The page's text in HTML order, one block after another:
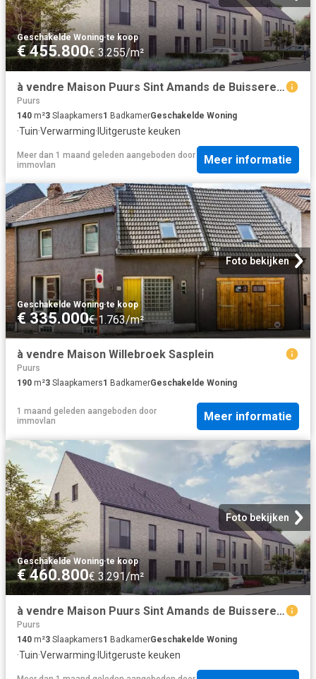
Geschakelde Woning·te koop
€ 455.800€ 3.255/m²
à vendre Maison Puurs Sint Amands de Buisseretlaan
Puurs
140 m²3 Slaapkamers1 BadkamerGeschakelde Woning
·Tuin·Verwarming· IUitgeruste keuken
Meer dan 1 maand geleden aangeboden door
immovlan
Meer informatie
Foto bekijken
Geschakelde Woning·te koop
€ 335.000€ 1.763/m²
à vendre Maison Willebroek Sasplein
Puurs
190 m²3 Slaapkamers1 BadkamerGeschakelde Woning
1 maand geleden aangeboden door
immovlan
Meer informatie
Foto bekijken
Geschakelde Woning·te koop
€ 460.800€ 3.291/m²
à vendre Maison Puurs Sint Amands de Buisseretlaan
Puurs
140 m²3 Slaapkamers1 BadkamerGeschakelde Woning
·Tuin·Verwarming· IUitgeruste keuken